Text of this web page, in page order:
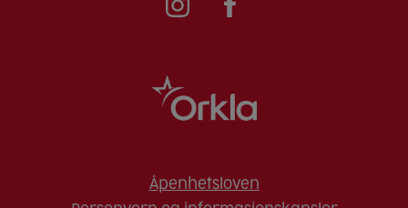
Åpenhetsloven